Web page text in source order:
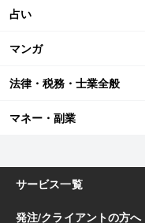
占い
マンガ
法律・税務・士業全般
マネー・副業